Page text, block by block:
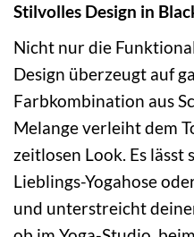
Stilvolles Design in
Nicht nur die
Design überzeugt auf
Farbkombination aus
Melange verleiht dem
zeitlosen Look. Es
Lieblings-Yogahose
und unterstreicht